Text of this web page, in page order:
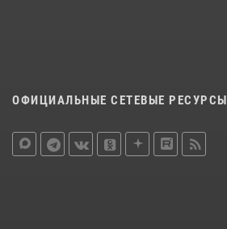
ОФИЦИАЛЬНЫЕ СЕТЕВЫЕ РЕСУРСЫ